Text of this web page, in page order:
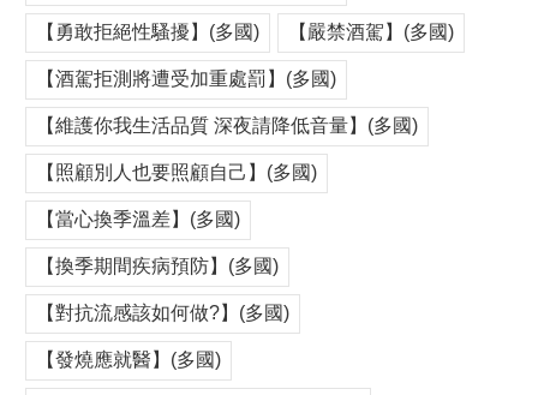
【勇敢拒絕性騷擾】(多國) 【嚴禁酒駕】(多國)
【酒駕拒測將遭受加重處罰】(多國)
【維護你我生活品質 深夜請降低音量】(多國)
【照顧別人也要照顧自己】(多國)
【當心換季溫差】(多國)
【換季期間疾病預防】(多國)
【對抗流感該如何做?】(多國)
【發燒應就醫】(多國)